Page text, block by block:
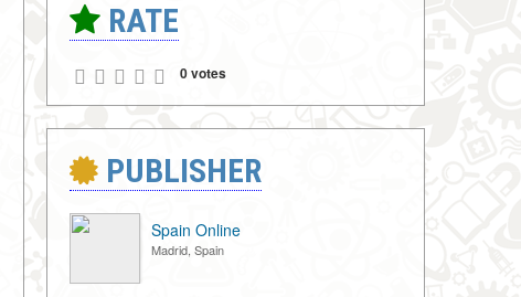
RATE
0 votes
PUBLISHER
Spain Online
Madrid, Spain